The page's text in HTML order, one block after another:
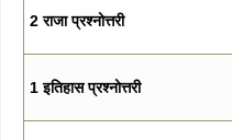
2 राजा प्रश्नोत्तरी
1 इतिहास प्रश्नोत्तरी